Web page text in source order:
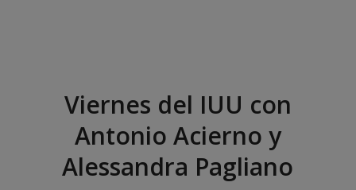
Viernes del IUU con
Antonio Acierno y
Alessandra Pagliano